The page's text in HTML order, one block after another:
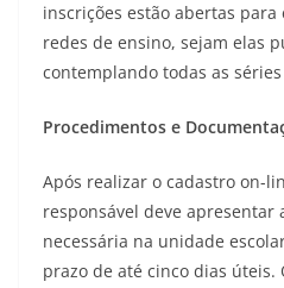
inscrições estão abertas
redes de ensino, sejam elas
contemplando todas as
Procedimentos e
Após realizar o cadastro on-
responsável deve apresentar
necessária na unidade
prazo de até cinco dias úteis.